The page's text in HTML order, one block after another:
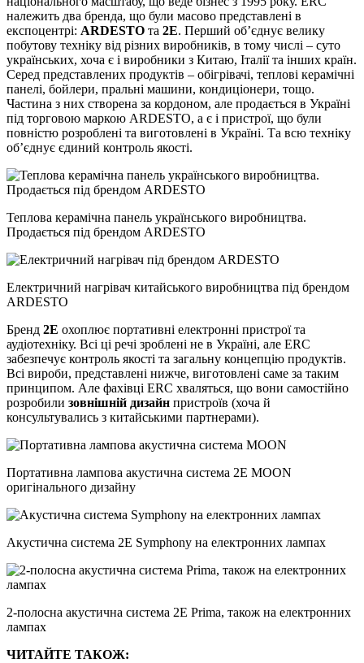
належить два бренда, що були масово представлені в
експоцентрі: ARDESTO та 2E. Перший об’єднує велику
побутову техніку від різних виробників, в тому числі – суто
українських, хоча є і виробники з Китаю, Італії та інших країн.
Серед представлених продуктів – обігрівачі, теплові керамічні
панелі, бойлери, пральні машини, кондиціонери, тощо.
Частина з них створена за кордоном, але продається в Україні
під торговою маркою ARDESTO, а є і пристрої, що були
повністю розроблені та виготовлені в Україні. Та всю техніку
об’єднує єдиний контроль якості.
Теплова керамічна панель українського виробництва.
Продається під брендом ARDESTO
Електричний нагрівач китайського виробництва під брендом
ARDESTO
Бренд 2Е охоплює портативні електронні пристрої та
аудіотехніку. Всі ці речі зроблені не в Україні, але ERC
забезпечує контроль якості та загальну концепцію продуктів.
Всі вироби, представлені нижче, виготовлені саме за таким
принципом. Але фахівці ERC хваляться, що вони самостійно
розробили зовнішній дизайн пристроїв (хоча й
консультувались з китайськими партнерами).
Портативна лампова акустична система 2Е MOON
оригінального дизайну
Акустична система 2Е Symphony на електронних лампах
2-полосна акустична система 2Е Prima, також на електронних
лампах
ЧИТАЙТЕ ТАКОЖ: